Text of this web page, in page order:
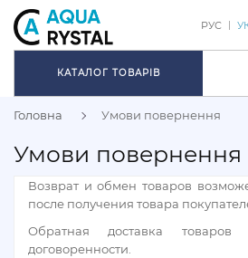
РУС
КАТАЛОГ ТОВАРІВ
Головна Умови повернення
Умови повернення
Возврат и обмен товаров
после получения товара
Обратная доставка товаров
договоренности.